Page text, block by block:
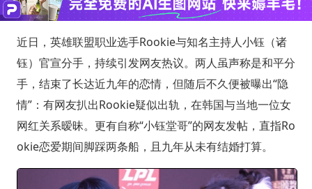
近日，英雄联盟职业选手Rookie与知名主持人小钰（诸
钰）官宣分手，持续引发网友热议。两人虽声称是和平分
手，结束了长达近九年的恋情，但随后不久便被曝出“隐
情”：有网友扒出Rookie疑似出轨，在韩国与当地一位女
网红关系暧昧。更有自称“小钰堂哥”的网友发帖，直指Ro
okie恋爱期间脚踩两条船，且九年从未有结婚打算。